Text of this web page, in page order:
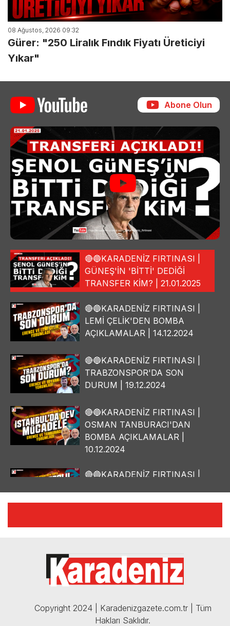
08 Ağustos, 2026 09:32
Gürer: "250 Liralık Fındık Fiyatı Üreticiyi
Yıkar"
Abone Olun
🔴🔵KARADENİZ FIRTINASI |
GÜNEŞ'İN 'BİTTİ' DEDİĞİ
TRANSFER KİM? | 21.01.2025
🔴🔵KARADENİZ FIRTINASI |
LEMİ ÇELİK'DEN BOMBA
AÇIKLAMALAR | 14.12.2024
🔴🔵KARADENİZ FIRTINASI |
TRABZONSPOR'DA SON
DURUM | 19.12.2024
🔴🔵KARADENİZ FIRTINASI |
OSMAN TANBURACI'DAN
BOMBA AÇIKLAMALAR |
10.12.2024
🔴🔵KARADENİZ FIRTINASI |
🔴🔵KARADENİZ FIRTINASI |
05.12.2024
Copyright 2024 | Karadenizgazete.com.tr | Tüm
Hakları Saklıdır.